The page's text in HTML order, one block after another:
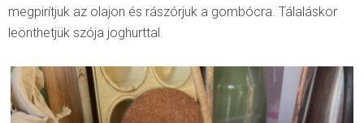
megpirítjuk az olajon és rászórjuk a gombócra. Tálaláskor
leönthetjük szója joghurttal.